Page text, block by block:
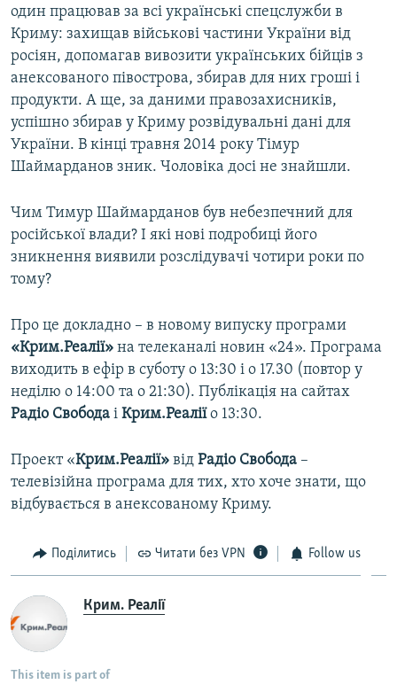
один працював за всі українські спецслужби в
Криму: захищав військові частини України від
росіян, допомагав вивозити українських бійців з
анексованого півострова, збирав для них гроші і
продукти. А ще, за даними правозахисників,
успішно збирав у Криму розвідувальні дані для
України. В кінці травня 2014 року Тімур
Шаймарданов зник. Чоловіка досі не знайшли.
Чим Тимур Шаймарданов був небезпечний для
російської влади? І які нові подробиці його
зникнення виявили розслідувачі чотири роки по
тому?
Про це докладно – в новому випуску програми
«Крим.Реалії» на телеканалі новин «24». Програма
виходить в ефір в суботу о 13:30 і о 17.30 (повтор у
неділю о 14:00 та о 21:30). Публікація на сайтах
Радіо Свобода і Крим.Реаліїо 13:30.
Проект «Крим.Реалії» від Радіо Свобода –
телевізійна програма для тих, хто хоче знати, що
відбувається в анексованому Криму.
Поділитись Читати без VPN Follow us
Крим. Реалії
This item is part of